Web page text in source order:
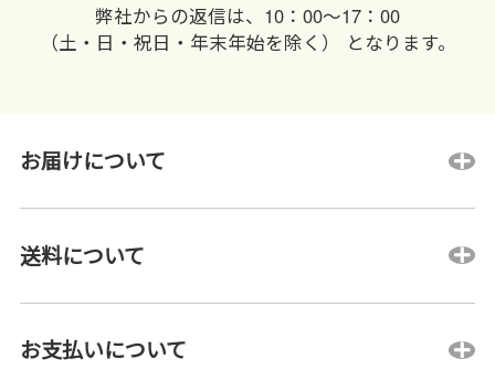
弊社からの返信は、10：00〜17：00
（土・日・祝日・年末年始を除く） となります。
お届けについて
送料について
お支払いについて